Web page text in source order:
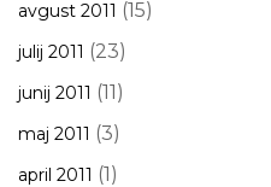
avgust 2011 (15)
julij 2011 (23)
junij 2011 (11)
maj 2011 (3)
april 2011 (1)